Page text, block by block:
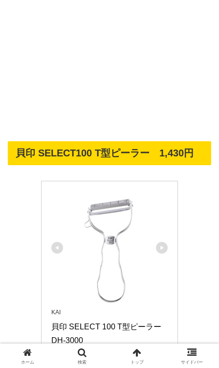
貝印 SELECT100 T型ピーラー 1,430円
KAI
貝印 SELECT 100 T型ピーラー
DH-3000
ホーム 検索 トップ サイドバー